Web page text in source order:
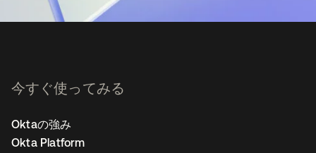
今すぐ使ってみる
Oktaの強み
Okta Platform